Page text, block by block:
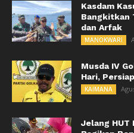
Kasdam
Bangkitkan
dan Arfak
MANOKWARI
Musda IV
Hari,
KAIMANA
Jelang HUT